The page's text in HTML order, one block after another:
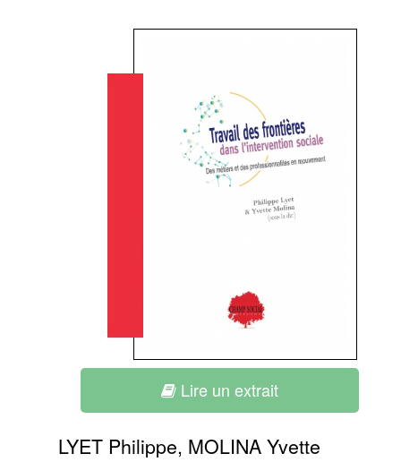
Lire un extrait
LYET Philippe, MOLINA Yvette